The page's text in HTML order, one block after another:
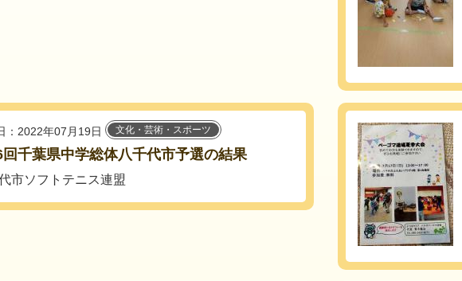
：2022年07月19日 文化・芸術・スポーツ
回千葉県中学総体八千代市予選の結果
市ソフトテニス連盟